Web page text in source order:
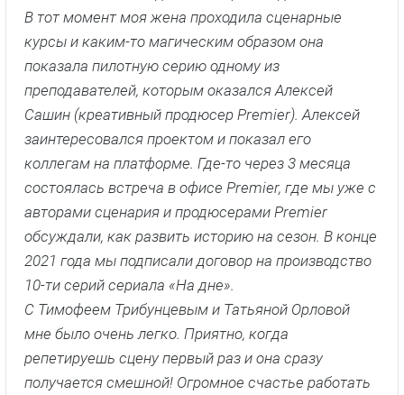
В тот момент моя жена проходила сценарные
курсы и каким-то магическим образом она
показала пилотную серию одному из
преподавателей, которым оказался Алексей
Сашин (креативный продюсер Premier). Алексей
заинтересовался проектом и показал его
коллегам на платформе. Где-то через 3 месяца
состоялась встреча в офисе Premier, где мы уже с
авторами сценария и продюсерами Premier
обсуждали, как развить историю на сезон. В конце
2021 года мы подписали договор на производство
10-ти серий сериала «На дне».
С Тимофеем Трибунцевым и Татьяной Орловой
мне было очень легко. Приятно, когда
репетируешь сцену первый раз и она сразу
получается смешной! Огромное счастье работать